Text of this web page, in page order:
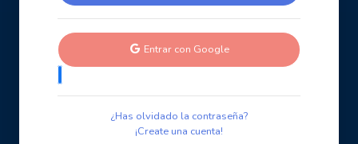
Entrar con Google
¿Has olvidado la contraseña?
¡Create una cuenta!